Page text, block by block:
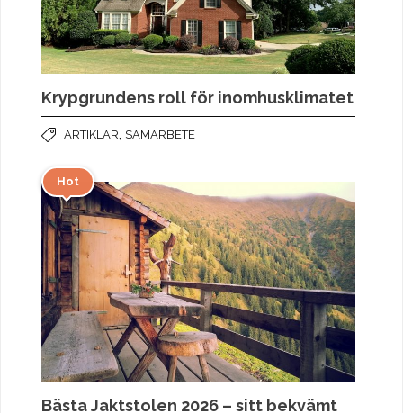
Krypgrundens roll för inomhusklimatet
ARTIKLAR, SAMARBETE
Hot
Bästa Jaktstolen 2026 – sitt bekvämt